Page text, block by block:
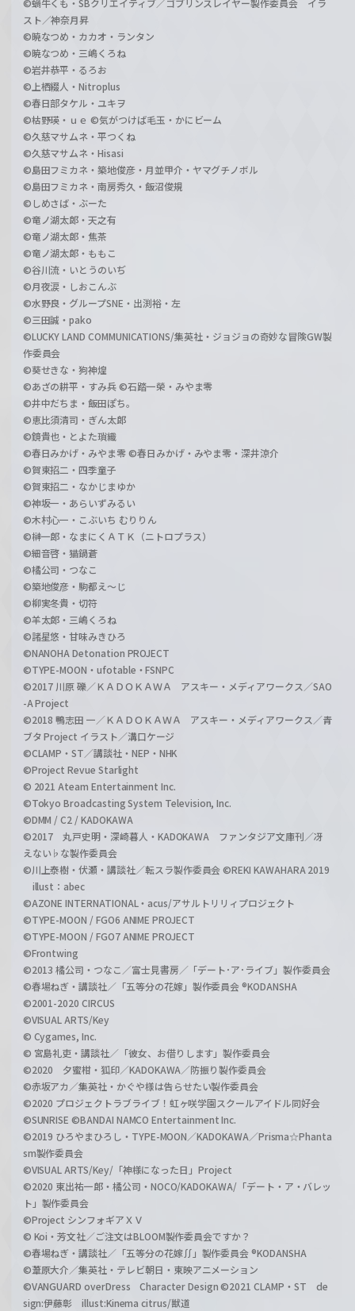
スト／神奈月昇
©暁なつめ・カカオ・ランタン
©暁なつめ・三嶋くろね
©岩井恭平・るろお
©上栖綴人・Nitroplus
©春日部タケル・ユキヲ
©枯野瑛・ｕｅ ©気がつけば毛玉・かにビーム
©久慈マサムネ・平つくね
©久慈マサムネ・Hisasi
©島田フミカネ・築地俊彦・月並甲介・ヤマグチノボル
©島田フミカネ・南房秀久・飯沼俊規
©しめさば・ぶーた
©竜ノ湖太郎・天之有
©竜ノ湖太郎・焦茶
©竜ノ湖太郎・ももこ
©谷川流・いとうのいぢ
©月夜涙・しおこんぶ
©水野良・グループSNE・出渕裕・左
©三田誠・pako
©LUCKY LAND COMMUNICATIONS/集英社・ジョジョの奇妙な冒険GW製
作委員会
©葵せきな・狗神煌
©あざの耕平・すみ兵 ©石踏一榮・みやま零
©井中だちま・飯田ぽち。
©恵比須清司・ぎん太郎
©鏡貴也・とよた瑣織
©春日みかげ・みやま零 ©春日みかげ・みやま零・深井涼介
©賀東招二・四季童子
©賀東招二・なかじまゆか
©神坂一・あらいずみるい
©木村心一・こぶいち むりりん
©榊一郎・なまにくＡＴＫ（ニトロプラス）
©細音啓・猫鍋蒼
©橘公司・つなこ
©築地俊彦・駒都え～じ
©柳実冬貴・切符
©羊太郎・三嶋くろね
©諸星悠・甘味みきひろ
©NANOHA Detonation PROJECT
©TYPE-MOON・ufotable・FSNPC
©2017 川原 礫／ＫＡＤＯＫＡＷＡ アスキー・メディアワークス／SAO
-A Project
©2018 鴨志田 一／ＫＡＤＯＫＡＷＡ アスキー・メディアワークス／青
ブタ Project イラスト／溝口ケージ
©CLAMP・ST／講談社・NEP・NHK
©Project Revue Starlight
© 2021 Ateam Entertainment Inc.
©Tokyo Broadcasting System Television, Inc.
©DMM / C2 / KADOKAWA
©2017 丸戸史明・深崎暮人・KADOKAWA ファンタジア文庫刊／冴
えない♭な製作委員会
©川上泰樹・伏瀬・講談社／転スラ製作委員会 ©REKI KAWAHARA 2019
illust：abec
©AZONE INTERNATIONAL・acus/アサルトリリィプロジェクト
©TYPE-MOON / FGO6 ANIME PROJECT
©TYPE-MOON / FGO7 ANIME PROJECT
©Frontwing
©2013 橘公司・つなこ／富士見書房／「デート･ア･ライブ」製作委員会
©春場ねぎ・講談社／「五等分の花嫁」製作委員会 ®KODANSHA
©2001-2020 CIRCUS
©VISUAL ARTS/Key
© Cygames, Inc.
© 宮島礼吏・講談社／「彼女、お借りします」製作委員会
©2020 夕蜜柑・狐印／KADOKAWA／防振り製作委員会
©赤坂アカ／集英社・かぐや様は告らせたい製作委員会
©2020 プロジェクトラブライブ！虹ヶ咲学園スクールアイドル同好会
©SUNRISE ©BANDAI NAMCO Entertainment Inc.
©2019 ひろやまひろし・TYPE-MOON／KADOKAWA／Prisma☆Phanta
sm製作委員会
©VISUAL ARTS/Key/「神様になった日」Project
©2020 東出祐一郎・橘公司・NOCO/KADOKAWA/「デート・ア・バレッ
ト」製作委員会
©Project シンフォギアＸＶ
© Koi・芳文社／ご注文はBLOOM製作委員会ですか？
©春場ねぎ・講談社／「五等分の花嫁∬」製作委員会 ®KODANSHA
©葦原大介／集英社・テレビ朝日・東映アニメーション
©VANGUARD overDress Character Design ©2021 CLAMP・ST de
sign:伊藤彰 illust:Kinema citrus/獣道